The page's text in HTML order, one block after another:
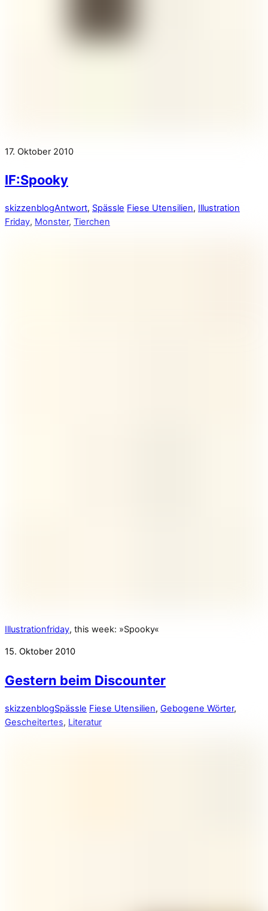
17. Oktober 2010
IF:Spooky
skizzenblogAntwort, Spässle Fiese Utensilien, Illustration
Friday, Monster, Tierchen
Illustrationfriday, this week: »Spooky«
15. Oktober 2010
Gestern beim Discounter
skizzenblogSpässle Fiese Utensilien, Gebogene Wörter,
Gescheitertes, Literatur